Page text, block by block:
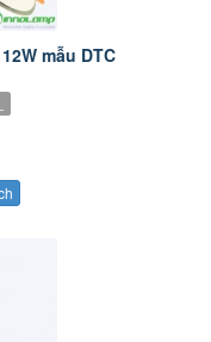
mẫu DTC